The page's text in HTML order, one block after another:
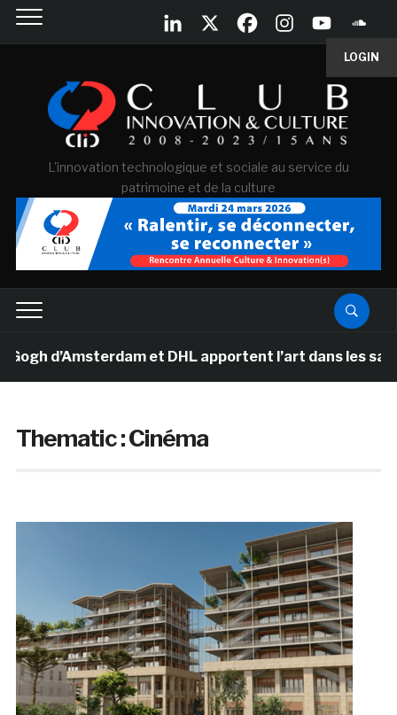
LOGIN
L'innovation technologique et sociale au service du
patrimoine et de la culture
d’Amsterdam et DHL apportent l’art dans les salles
Thematic :Cinéma